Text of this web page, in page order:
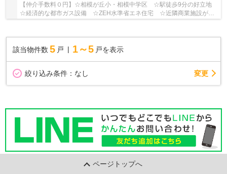
【仲介手数料０円】☆相模が丘小・相模中学区 ☆駅徒歩9分の好立地
☆経済的な都市ガス設備 ☆ZEH水準省エネ住宅 ☆近隣商業施設が多
数あり住環境良好 ☆全居室収納スペース完備♪ 【座...
該当物件数 5 戸 1～5 戸を表示
絞り込み条件： なし 変更
ページトップへ